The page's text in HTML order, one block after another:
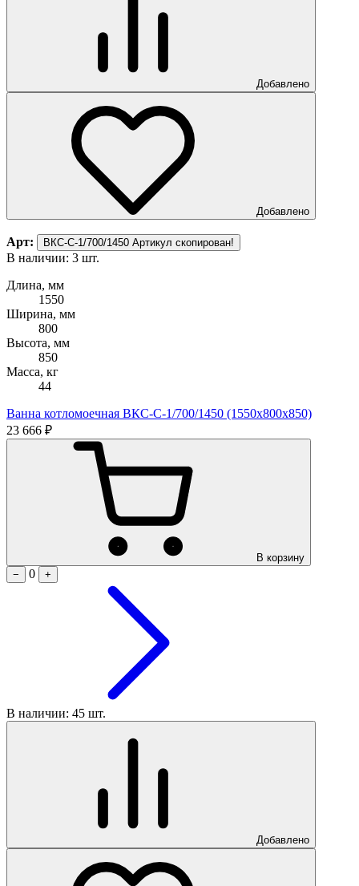
Добавлено
Добавлено
Арт: ВКС-С-1/700/1450 Артикул скопирован!
В наличии: 3 шт.
Длина, мм
1550
Ширина, мм
800
Высота, мм
850
Масса, кг
44
Ванна котломоечная ВКС-С-1/700/1450 (1550х800х850)
23 666 ₽
В корзину
−
0 +
В наличии: 45 шт.
Добавлено